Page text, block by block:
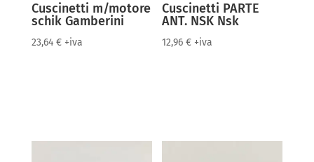
Cuscinetti m/motore
schik Gamberini
23,64 € +iva
Cuscinetti PARTE
ANT. NSK Nsk
12,96€ +iva